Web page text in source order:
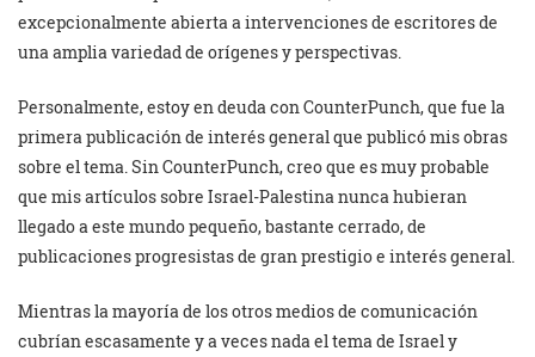
excepcionalmente abierta a intervenciones de escritores de
una amplia variedad de orígenes y perspectivas.
Personalmente, estoy en deuda con CounterPunch, que fue la
primera publicación de interés general que publicó mis obras
sobre el tema. Sin CounterPunch, creo que es muy probable
que mis artículos sobre Israel-Palestina nunca hubieran
llegado a este mundo pequeño, bastante cerrado, de
publicaciones progresistas de gran prestigio e interés general.
Mientras la mayoría de los otros medios de comunicación
cubrían escasamente y a veces nada el tema de Israel y